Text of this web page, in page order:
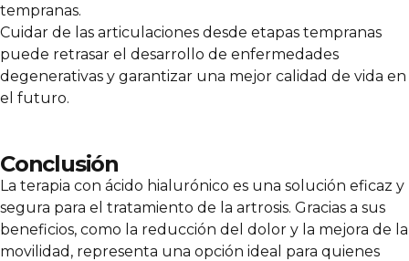
tempranas.
Cuidar de las articulaciones desde etapas tempranas
puede retrasar el desarrollo de enfermedades
degenerativas y garantizar una mejor calidad de vida en
el futuro.
Conclusión
La terapia con ácido hialurónico es una solución eficaz y
segura para el tratamiento de la artrosis. Gracias a sus
beneficios, como la reducción del dolor y la mejora de la
movilidad, representa una opción ideal para quienes